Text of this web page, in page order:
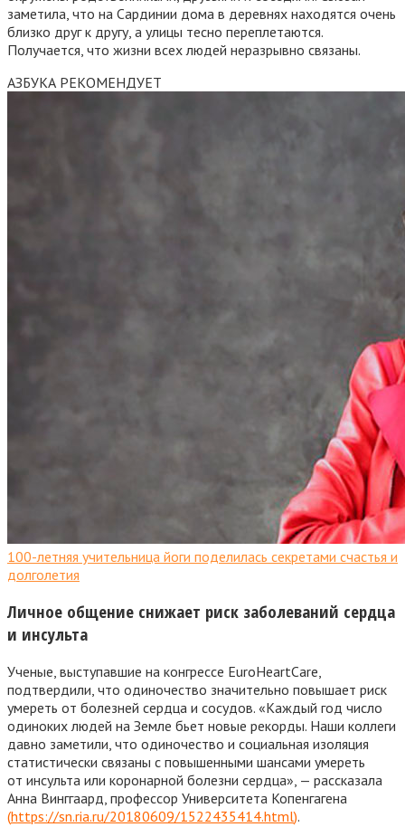
заметила, что на Сардинии дома в деревнях находятся очень
близко друг к другу, а улицы тесно переплетаются.
Получается, что жизни всех людей неразрывно связаны.
АЗБУКА РЕКОМЕНДУЕТ
100-летняя учительница йоги поделилась секретами счастья и
долголетия
Личное общение снижает риск заболеваний сердца
и инсульта
Ученые, выступавшие на конгрессе EuroHeartCare,
подтвердили, что одиночество значительно повышает риск
умереть от болезней сердца и сосудов. «Каждый год число
одиноких людей на Земле бьет новые рекорды. Наши коллеги
давно заметили, что одиночество и социальная изоляция
статистически связаны с повышенными шансами умереть
от инсульта или коронарной болезни сердца», — рассказала
Анна Винггаард, профессор Университета Копенгагена
(https://sn.ria.ru/20180609/1522435414.html).